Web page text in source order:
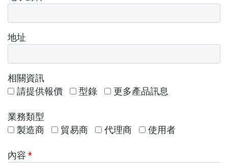
地址
相關資訊
請提供報價
型錄 更多產品訊息
業務類型
製造商
貿易商 代理商 使用者
內容 *